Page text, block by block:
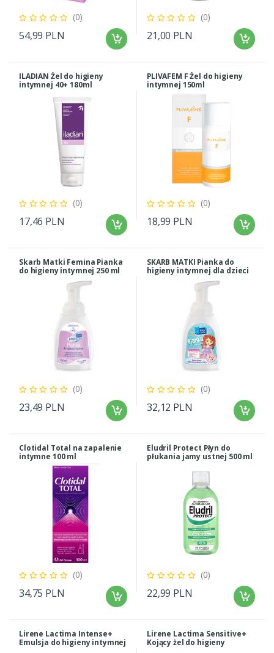
(0)
54,99 PLN
(0)
21,00 PLN
ILADIAN Żel do higieny
intymnej 40+ 180ml
(0)
17,46 PLN
PLIVAFEM F Żel do higieny
intymnej 150ml
(0)
18,99 PLN
Skarb Matki Femina Pianka
do higieny intymnej 250 ml
(0)
23,49 PLN
SKARB MATKI Pianka do
higieny intymnej dla dzieci
(0)
32,12 PLN
Clotidal Total na zapalenie
intymne 100 ml
(0)
34,75 PLN
Eludril Protect Płyn do
płukania jamy ustnej 500 ml
(0)
22,99 PLN
Lirene Lactima Intense+
Emulsja do higieny intymnej
Lirene Lactima Sensitive+
Kojący żel do higieny